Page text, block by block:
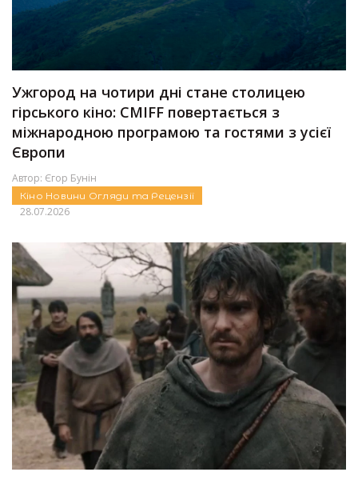
Ужгород на чотири дні стане столицею
гірського кіно: CMIFF повертається з
міжнародною програмою та гостями з усієї
Європи
Автор: Єгор Бунін
Кіно Новини Огляди та Рецензії
28.07.2026